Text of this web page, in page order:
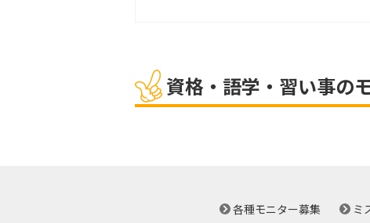
資格・語学・習い事の
各種モニター募集 ミ